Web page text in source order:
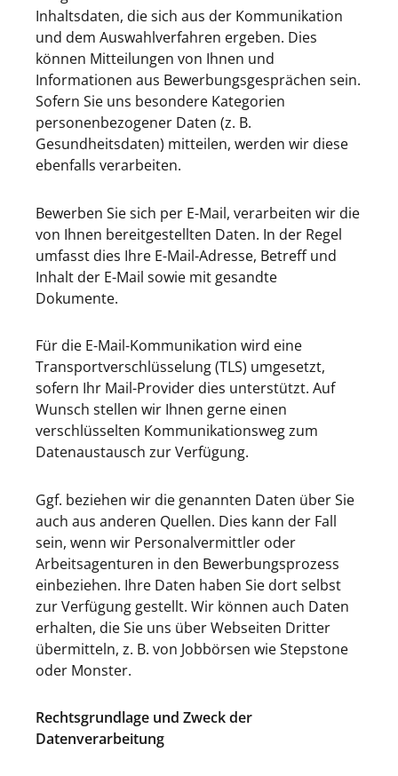
Inhaltsdaten, die sich aus der Kommunikation
und dem Auswahlverfahren ergeben. Dies
können Mitteilungen von Ihnen und
Informationen aus Bewerbungsgesprächen sein.
Sofern Sie uns besondere Kategorien
personenbezogener Daten (z. B.
Gesundheitsdaten) mitteilen, werden wir diese
ebenfalls verarbeiten.
Bewerben Sie sich per E-Mail, verarbeiten wir die
von Ihnen bereitgestellten Daten. In der Regel
umfasst dies Ihre E-Mail-Adresse, Betreff und
Inhalt der E-Mail sowie mit gesandte
Dokumente.
Für die E-Mail-Kommunikation wird eine
Transportverschlüsselung (TLS) umgesetzt,
sofern Ihr Mail-Provider dies unterstützt. Auf
Wunsch stellen wir Ihnen gerne einen
verschlüsselten Kommunikationsweg zum
Datenaustausch zur Verfügung.
Ggf. beziehen wir die genannten Daten über Sie
auch aus anderen Quellen. Dies kann der Fall
sein, wenn wir Personalvermittler oder
Arbeitsagenturen in den Bewerbungsprozess
einbeziehen. Ihre Daten haben Sie dort selbst
zur Verfügung gestellt. Wir können auch Daten
erhalten, die Sie uns über Webseiten Dritter
übermitteln, z. B. von Jobbörsen wie Stepstone
oder Monster.
Rechtsgrundlage und Zweck der
Datenverarbeitung